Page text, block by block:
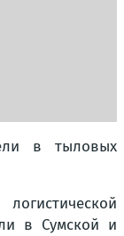
в тыловых
в Сумской и